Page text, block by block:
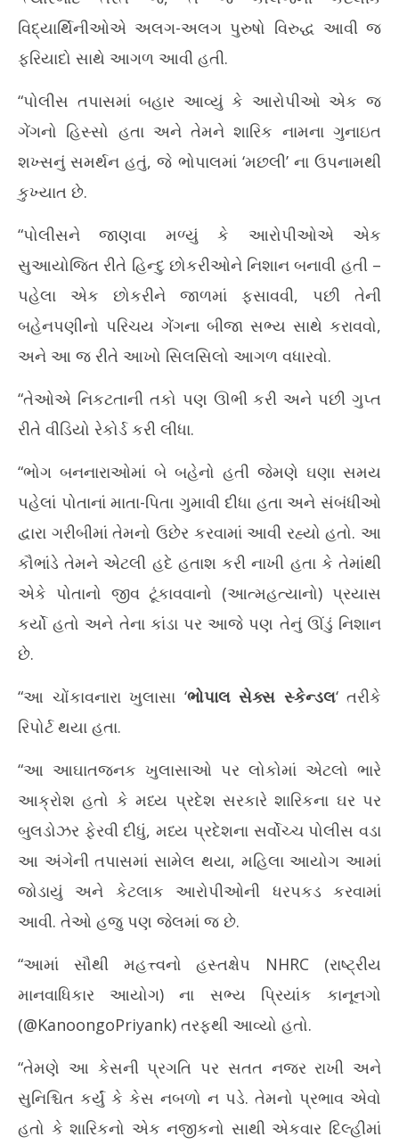
વિદ્યાર્થિનીઓએ અલગ-અલગ પુરુષો વિરુદ્ધ આવી જ
ફરિયાદો સાથે આગળ આવી હતી.
“પોલીસ તપાસમાં બહાર આવ્યું કે આરોપીઓ એક જ
ગેંગનો હિસ્સો હતા અને તેમને શારિક નામના ગુનાઇત
શખ્સનું સમર્થન હતું, જે ભોપાલમાં ‘મછલી’ ના ઉપનામથી
કુખ્યાત છે.
“પોલીસને જાણવા મળ્યું કે આરોપીઓએ એક
સુઆયોજિત રીતે હિન્દુ છોકરીઓને નિશાન બનાવી હતી –
પહેલા એક છોકરીને જાળમાં ફસાવવી, પછી તેની
બહેનપણીનો પરિચય ગેંગના બીજા સભ્ય સાથે કરાવવો,
અને આ જ રીતે આખો સિલસિલો આગળ વધારવો.
“તેઓએ નિકટતાની તકો પણ ઊભી કરી અને પછી ગુપ્ત
રીતે વીડિયો રેકોર્ડ કરી લીધા.
“ભોગ બનનારાઓમાં બે બહેનો હતી જેમણે ઘણા સમય
પહેલાં પોતાનાં માતા-પિતા ગુમાવી દીધા હતા અને સંબંધીઓ
દ્વારા ગરીબીમાં તેમનો ઉછેર કરવામાં આવી રહ્યો હતો. આ
કૌભાંડે તેમને એટલી હદે હતાશ કરી નાખી હતા કે તેમાંથી
એકે પોતાનો જીવ ટૂંકાવવાનો (આત્મહત્યાનો) પ્રયાસ
કર્યો હતો અને તેના કાંડા પર આજે પણ તેનું ઊંડું નિશાન
છે.
“આ ચોંકાવનારા ખુલાસા ‘ભોપાલ સેક્સ સ્કેન્ડલ‘ તરીકે
રિપોર્ટ થયા હતા.
“આ આઘાતજનક ખુલાસાઓ પર લોકોમાં એટલો ભારે
આક્રોશ હતો કે મધ્ય પ્રદેશ સરકારે શારિકના ઘર પર
બુલડોઝર ફેરવી દીધું, મધ્ય પ્રદેશના સર્વોચ્ચ પોલીસ વડા
આ અંગેની તપાસમાં સામેલ થયા, મહિલા આયોગ આમાં
જોડાયું અને કેટલાક આરોપીઓની ધરપકડ કરવામાં
આવી. તેઓ હજુ પણ જેલમાં જ છે.
“આમાં સૌથી મહત્ત્વનો હસ્તક્ષેપ NHRC (રાષ્ટ્રીય
માનવાધિકાર આયોગ) ના સભ્ય પ્રિયાંક કાનૂનગો
(@KanoongoPriyank) તરફથી આવ્યો હતો.
“તેમણે આ કેસની પ્રગતિ પર સતત નજર રાખી અને
સુનિશ્ચિત કર્યું કે કેસ નબળો ન પડે. તેમનો પ્રભાવ એવો
હતો કે શારિકનો એક નજીકનો સાથી એકવાર દિલ્હીમાં